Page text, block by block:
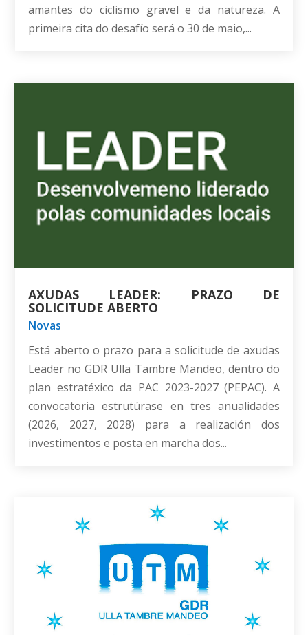
amantes do ciclismo gravel e da natureza. A
primeira cita do desafío será o 30 de maio,...
AXUDAS LEADER: PRAZO DE
SOLICITUDE ABERTO
Novas
Está aberto o prazo para a solicitude de axudas
Leader no GDR Ulla Tambre Mandeo, dentro do
plan estratéxico da PAC 2023-2027 (PEPAC). A
convocatoria estrutúrase en tres anualidades
(2026, 2027, 2028) para a realización dos
investimentos e posta en marcha dos...